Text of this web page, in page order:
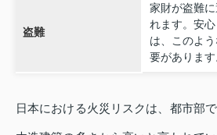
盗難
家財が盗難
れます。安
は、このよ
要があります
日本における火災リスクは、都市部